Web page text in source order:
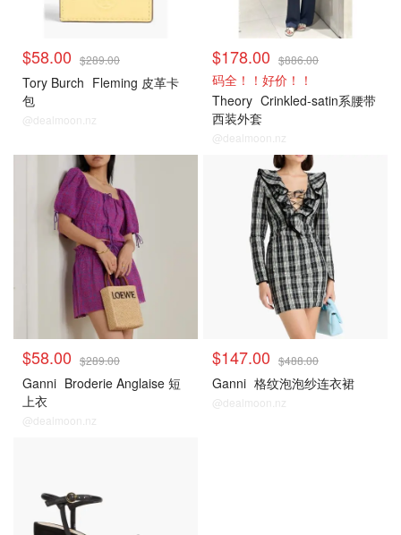
$58.00 $289.00
Tory Burch Fleming 皮革卡
包
@dealmoon.nz
$178.00 $886.00
码全！！好价！！
Theory Crinkled-satin系腰带
西装外套
@dealmoon.nz
$58.00 $289.00
Ganni Broderie Anglaise 短
上衣
@dealmoon.nz
$147.00 $488.00
Ganni 格纹泡泡纱连衣裙
@dealmoon.nz